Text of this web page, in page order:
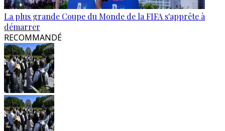
La plus grande Coupe du Monde de la FIFA s'apprête à
démarrer
RECOMMANDÉ